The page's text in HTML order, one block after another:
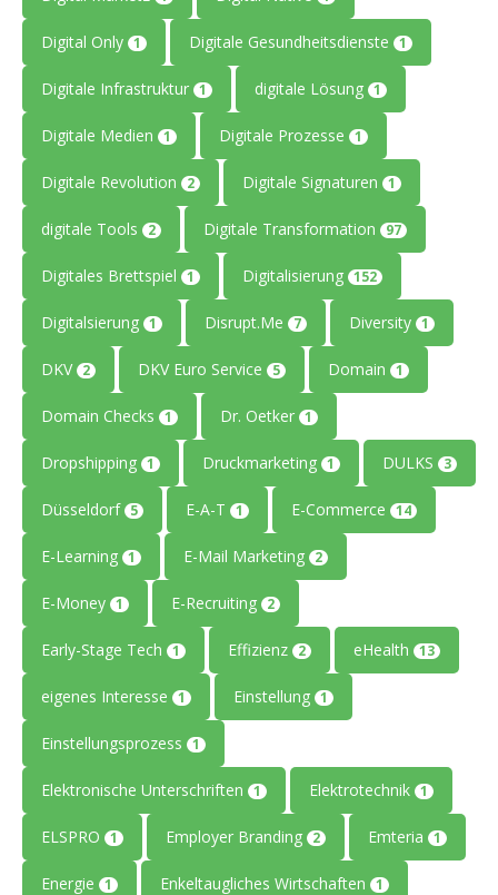
Digital Only 1 Digitale Gesundheitsdienste 1
Digitale Infrastruktur 1 digitale Lösung 1
Digitale Medien 1 Digitale Prozesse 1
Digitale Revolution 2 Digitale Signaturen 1
digitale Tools 2 Digitale Transformation 97
Digitales Brettspiel 1 Digitalisierung 152
Digitalsierung 1 Disrupt.Me 7 Diversity 1
DKV 2 DKV Euro Service 5 Domain 1
Domain Checks 1 Dr. Oetker 1
Dropshipping 1 Druckmarketing 1 DULKS 3
Düsseldorf 5 E-A-T 1 E-Commerce 14
E-Learning 1 E-Mail Marketing 2
E-Money 1 E-Recruiting 2
Early-Stage Tech 1 Effizienz 2 eHealth 13
eigenes Interesse 1 Einstellung 1
Einstellungsprozess 1
Elektronische Unterschriften 1 Elektrotechnik 1
ELSPRO 1 Employer Branding 2 Emteria 1
Energie 1 Enkeltaugliches Wirtschaften 1